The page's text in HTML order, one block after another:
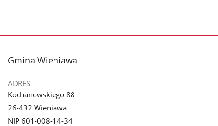
stopka
Gmina Wieniawa
ADRES
Kochanowskiego 88
26-432 Wieniawa
NIP 601-008-14-34